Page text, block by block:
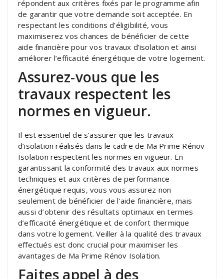
répondent aux critères fixés par le programme afin
de garantir que votre demande soit acceptée. En
respectant les conditions d’éligibilité, vous
maximiserez vos chances de bénéficier de cette
aide financière pour vos travaux d’isolation et ainsi
améliorer l’efficacité énergétique de votre logement.
Assurez-vous que les
travaux respectent les
normes en vigueur.
Il est essentiel de s’assurer que les travaux
d’isolation réalisés dans le cadre de Ma Prime Rénov
Isolation respectent les normes en vigueur. En
garantissant la conformité des travaux aux normes
techniques et aux critères de performance
énergétique requis, vous vous assurez non
seulement de bénéficier de l’aide financière, mais
aussi d’obtenir des résultats optimaux en termes
d’efficacité énergétique et de confort thermique
dans votre logement. Veiller à la qualité des travaux
effectués est donc crucial pour maximiser les
avantages de Ma Prime Rénov Isolation.
Faites appel à des